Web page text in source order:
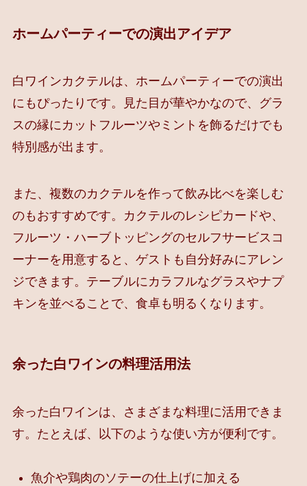
ホームパーティーでの演出アイデア
白ワインカクテルは、ホームパーティーでの演出
にもぴったりです。見た目が華やかなので、グラ
スの縁にカットフルーツやミントを飾るだけでも
特別感が出ます。
また、複数のカクテルを作って飲み比べを楽しむ
のもおすすめです。カクテルのレシピカードや、
フルーツ・ハーブトッピングのセルフサービスコ
ーナーを用意すると、ゲストも自分好みにアレン
ジできます。テーブルにカラフルなグラスやナプ
キンを並べることで、食卓も明るくなります。
余った白ワインの料理活用法
余った白ワインは、さまざまな料理に活用できま
す。たとえば、以下のような使い方が便利です。
魚介や鶏肉のソテーの仕上げに加える